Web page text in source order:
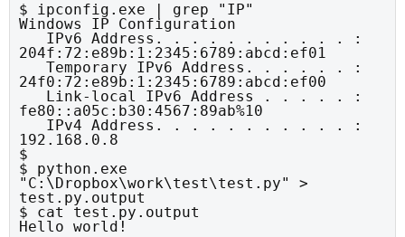
$ ipconfig.exe | grep "IP"
Windows IP Configuration
204f:72:e89b:1:2345:6789:abcd:ef01
24f0:72:e89b:1:2345:6789:abcd:ef00
fe80::a05c:b30:4567:89ab%10
192.168.0.8
$
$ python.exe
"C:\Dropbox\work\test\test.py" >
test.py.output
$ cat test.py.output
Hello world!